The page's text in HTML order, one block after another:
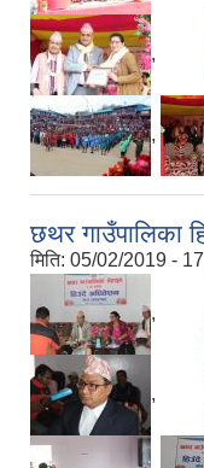
,
,
छथर गाउँपालिका
मिति: 05/02/2019 -
,
,